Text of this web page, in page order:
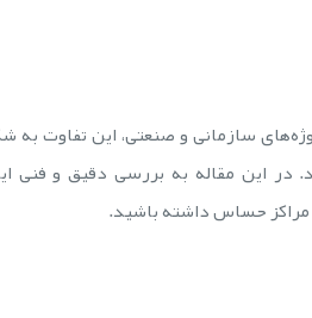
سازمانی و صنعتی، این تفاوت به
در این مقاله به بررسی دقیق و فنی
مراکز حساس داشته باشید.